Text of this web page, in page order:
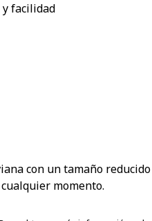
facilidad
con un tamaño
momento.